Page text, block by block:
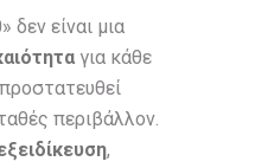
δεν είναι μια
για κάθε
περιβάλλον.
,